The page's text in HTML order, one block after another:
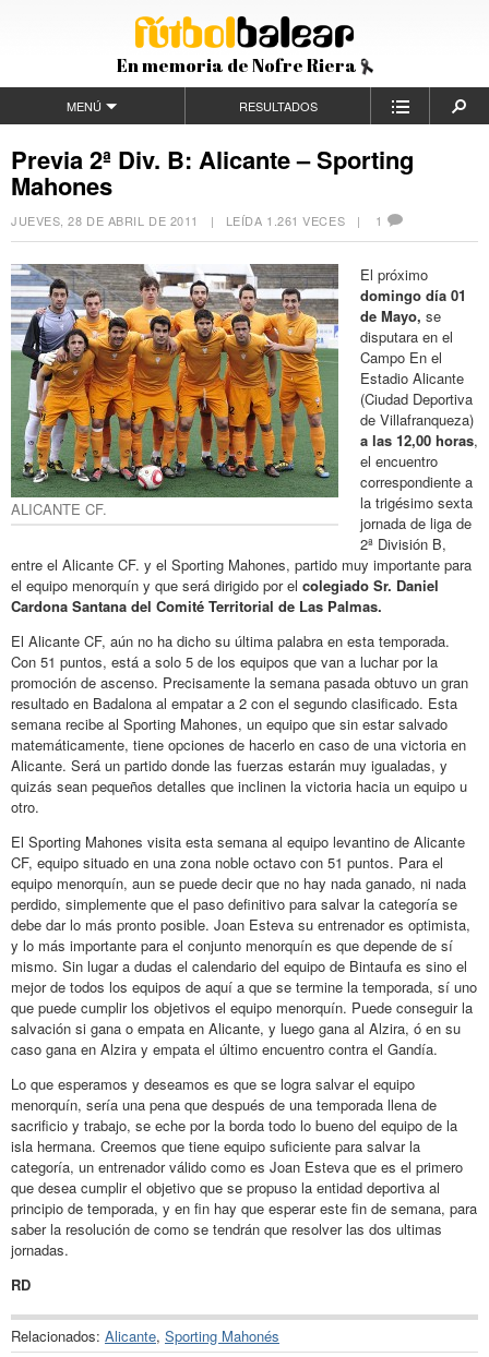
En memoria de Nofre Riera
MENÚ RESULTADOS
Previa 2ª Div. B: Alicante – Sporting
Mahones
JUEVES, 28 DE ABRIL DE 2011 | LEÍDA 1.261 VECES | 1
ALICANTE CF.
El próximo
domingo día 01
de Mayo, se
disputara en el
Campo En el
Estadio Alicante
(Ciudad Deportiva
de Villafranqueza)
a las 12,00 horas,
el encuentro
correspondiente a
la trigésimo sexta
jornada de liga de
2ª División B,
entre el Alicante CF. y el Sporting Mahones, partido muy importante para
el equipo menorquín y que será dirigido por el colegiado Sr. Daniel
Cardona Santana del Comité Territorial de Las Palmas.
El Alicante CF, aún no ha dicho su última palabra en esta temporada.
Con 51 puntos, está a solo 5 de los equipos que van a luchar por la
promoción de ascenso. Precisamente la semana pasada obtuvo un gran
resultado en Badalona al empatar a 2 con el segundo clasificado. Esta
semana recibe al Sporting Mahones, un equipo que sin estar salvado
matemáticamente, tiene opciones de hacerlo en caso de una victoria en
Alicante. Será un partido donde las fuerzas estarán muy igualadas, y
quizás sean pequeños detalles que inclinen la victoria hacia un equipo u
otro.
El Sporting Mahones visita esta semana al equipo levantino de Alicante
CF, equipo situado en una zona noble octavo con 51 puntos. Para el
equipo menorquín, aun se puede decir que no hay nada ganado, ni nada
perdido, simplemente que el paso definitivo para salvar la categoría se
debe dar lo más pronto posible. Joan Esteva su entrenador es optimista,
y lo más importante para el conjunto menorquín es que depende de sí
mismo. Sin lugar a dudas el calendario del equipo de Bintaufa es sino el
mejor de todos los equipos de aquí a que se termine la temporada, sí uno
que puede cumplir los objetivos el equipo menorquín. Puede conseguir la
salvación si gana o empata en Alicante, y luego gana al Alzira, ó en su
caso gana en Alzira y empata el último encuentro contra el Gandía.
Lo que esperamos y deseamos es que se logra salvar el equipo
menorquín, sería una pena que después de una temporada llena de
sacrificio y trabajo, se eche por la borda todo lo bueno del equipo de la
isla hermana. Creemos que tiene equipo suficiente para salvar la
categoría, un entrenador válido como es Joan Esteva que es el primero
que desea cumplir el objetivo que se propuso la entidad deportiva al
principio de temporada, y en fin hay que esperar este fin de semana, para
saber la resolución de como se tendrán que resolver las dos ultimas
jornadas.
RD
Relacionados: Alicante, Sporting Mahonés